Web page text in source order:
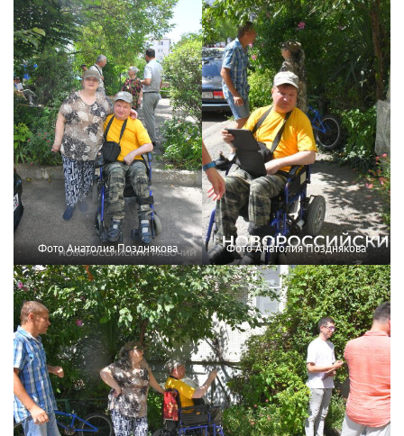
Фото Анатолия Позднякова Фото Анатолия Позднякова